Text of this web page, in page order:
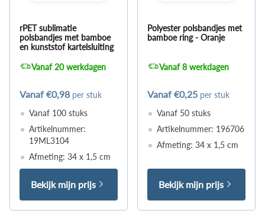
rPET sublimatie
polsbandjes met bamboe
en kunststof kartelsluiting
Vanaf 20 werkdagen
Vanaf €0,98 per stuk
Vanaf 100 stuks
Artikelnummer:
19ML3104
Afmeting: 34 x 1,5 cm
Bekijk mijn prijs
Polyester polsbandjes met
bamboe ring - Oranje
Vanaf 8 werkdagen
Vanaf €0,25 per stuk
Vanaf 50 stuks
Artikelnummer: 196706
Afmeting: 34 x 1,5 cm
Bekijk mijn prijs